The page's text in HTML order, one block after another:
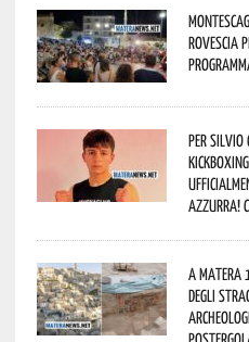
rovescia
Per
azzurra!
A Matera
degli